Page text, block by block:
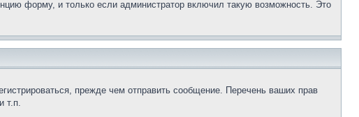
форму, и только если администратор включил такую возможность. Это
прежде чем отправить сообщение. Перечень ваших прав
т.п.